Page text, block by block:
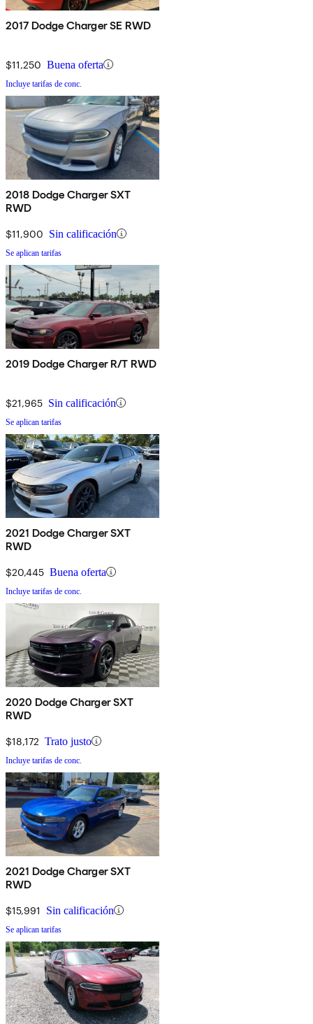
2017 Dodge Charger SE RWD
$11,250 Buena oferta
Incluye tarifas de conc.
2018 Dodge Charger SXT
RWD
$11,900 Sin calificación
Se aplican tarifas
2019 Dodge Charger R/T RWD
$21,965 Sin calificación
Se aplican tarifas
2021 Dodge Charger SXT
RWD
$20,445 Buena oferta
Incluye tarifas de conc.
2020 Dodge Charger SXT
RWD
$18,172 Trato justo
Incluye tarifas de conc.
2021 Dodge Charger SXT
RWD
$15,991 Sin calificación
Se aplican tarifas